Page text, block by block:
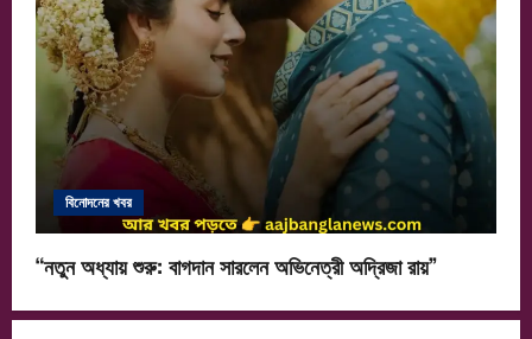
বিনোদনের খবর
“নতুন অধ্যায় শুরু: বাগদান সারলেন অভিনেত্রী অদ্রিজা রায়”